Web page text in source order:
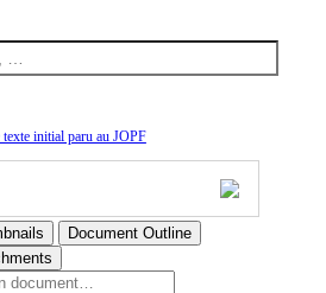
texte initial paru au JOPF
Document Outline